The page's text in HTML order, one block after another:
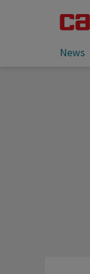
News
Sie lesen: